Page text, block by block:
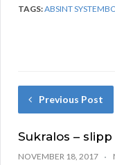
TAGS:ABSINT
Previous Post
Sukralos –
NOVEMBER 18, 2017